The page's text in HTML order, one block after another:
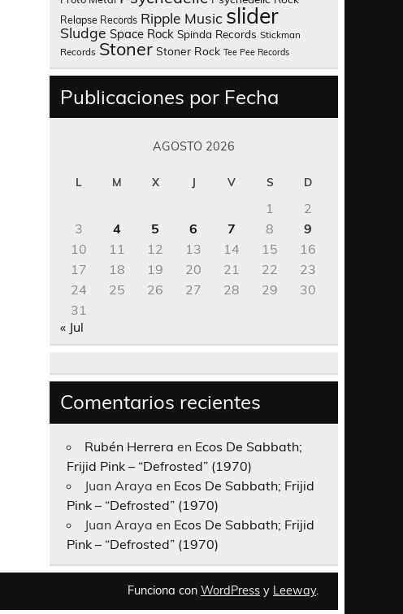
Relapse Records Ripple Music slider
Sludge Space Rock Spinda Records Stickman
Records Stoner Stoner Rock Tee Pee Records
Publicaciones por Fecha
AGOSTO 2026
L M X J V S D
1
2
3
4 5 6 7 8
9
10
11 12 13 14 15
16
17
18 19 20 21 22
23
24
25 26 27 28 29
30
31
« Jul
Comentarios recientes
Rubén Herrera en Ecos De Sabbath;
Frijid Pink – “Defrosted” (1970)
Juan Araya en Ecos De Sabbath; Frijid
Pink – “Defrosted” (1970)
Juan Araya en Ecos De Sabbath; Frijid
Pink – “Defrosted” (1970)
Funciona con WordPress y Leeway.